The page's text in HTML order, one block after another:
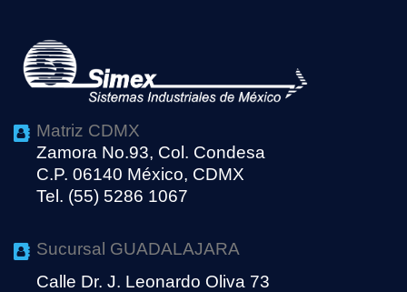
Matriz CDMX
Zamora No.93, Col. Condesa
C.P. 06140 México, CDMX
Tel. (55) 5286 1067
Sucursal GUADALAJARA
Calle Dr. J. Leonardo Oliva 73